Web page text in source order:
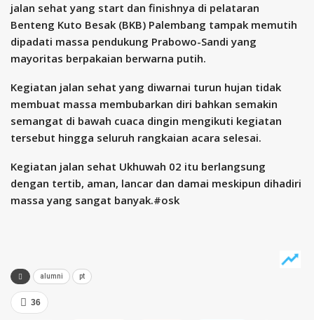
jalan sehat yang start dan finishnya di pelataran
Benteng Kuto Besak (BKB) Palembang tampak memutih
dipadati massa pendukung Prabowo-Sandi yang
mayoritas berpakaian berwarna putih.
Kegiatan jalan sehat yang diwarnai turun hujan tidak
membuat massa membubarkan diri bahkan semakin
semangat di bawah cuaca dingin mengikuti kegiatan
tersebut hingga seluruh rangkaian acara selesai.
Kegiatan jalan sehat Ukhuwah 02 itu berlangsung
dengan tertib, aman, lancar dan damai meskipun dihadiri
massa yang sangat banyak.#osk
alumni pt
36